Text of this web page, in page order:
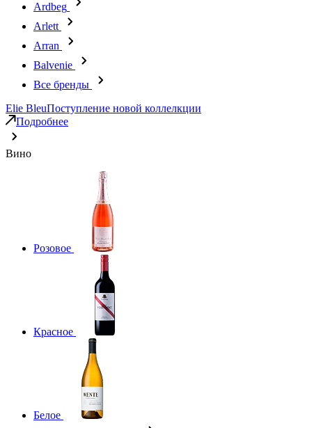
Ardbeg
Arlett
Arran
Balvenie
Все бренды
Elie BleuПоступление новой коллелкции
Подробнее
Вино
Розовое
Красное
Белое